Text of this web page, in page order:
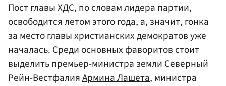
Пост главы ХДС, по словам лидера партии,
освободится летом этого года, а, значит, гонка
за место главы христианских демократов уже
началась. Среди основных фаворитов стоит
выделить премьер-министра земли Северный
Рейн-ВестфалияАрмина Лашета, министра